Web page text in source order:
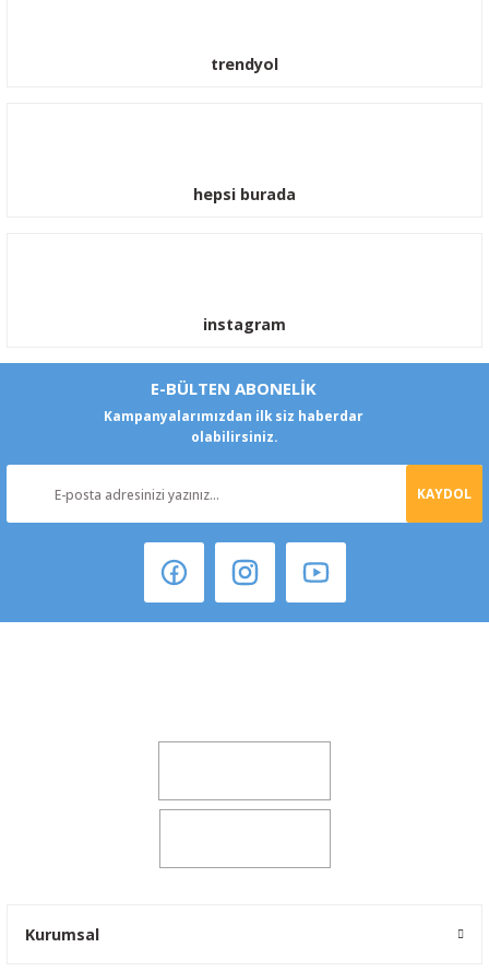
trendyol
hepsi burada
instagram
E-BÜLTEN ABONELİK
Kampanyalarımızdan ilk siz haberdar
olabilirsiniz.
KAYDOL
Kurumsal